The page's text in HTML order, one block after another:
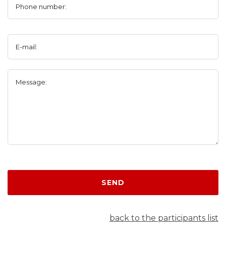
Phone number:
E-mail:
Message:
SEND
back to the participants list